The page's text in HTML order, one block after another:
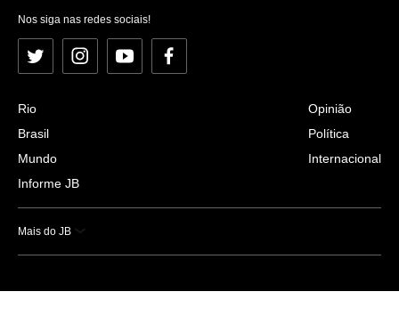
Nos siga nas redes sociais!
Twitter InstagramYouTubeFacebook
Rio
Brasil
Mundo
Informe JB
Opinião
Política
Internacional
Mais do JB
Esportes